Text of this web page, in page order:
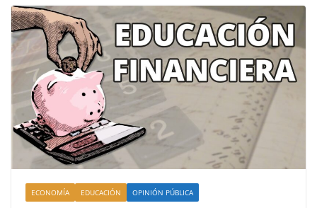
ECONOMÍA EDUCACIÓN OPINIÓN PÚBLICA